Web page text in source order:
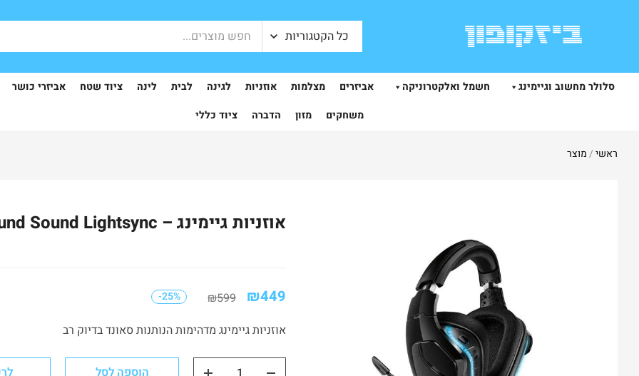
כל הקטגוריות
סלולר מחשוב וגיימינג חשמל ואלקטרוניקה אביזרים מצלמות אוזניות לגינה לבית לינה ציוד שטח
אביזרי כושר
משחקים
מזון הדברה ציוד כללי
ראשי/מוצר
אוזניות גיימינג – Logitech G635 7.1 Surround Sound Lightsync
₪449
₪599
-25%
אוזניות גיימינג מדהימות הנותנות סאונד בדיוק רב
הוספה לסל